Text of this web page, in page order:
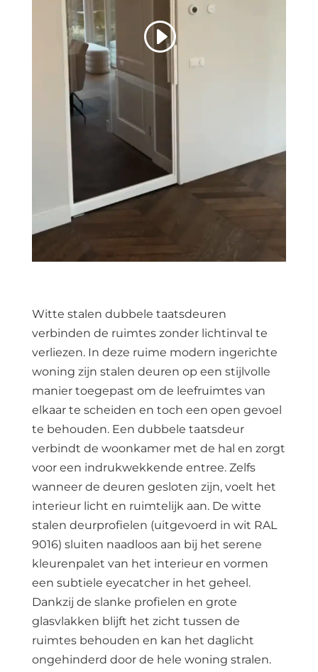
Witte stalen dubbele taatsdeuren
verbinden de ruimtes zonder lichtinval te
verliezen. In deze ruime modern ingerichte
woning zijn stalen deuren op een stijlvolle
manier toegepast om de leefruimtes van
elkaar te scheiden en toch een open gevoel
te behouden. Een dubbele taatsdeur
verbindt de woonkamer met de hal en zorgt
voor een indrukwekkende entree. Zelfs
wanneer de deuren gesloten zijn, voelt het
interieur licht en ruimtelijk aan. De witte
stalen deurprofielen (uitgevoerd in wit RAL
9016) sluiten naadloos aan bij het serene
kleurenpalet van het interieur en vormen
een subtiele eyecatcher in het geheel.
Dankzij de slanke profielen en grote
glasvlakken blijft het zicht tussen de
ruimtes behouden en kan het daglicht
ongehinderd door de hele woning stralen.